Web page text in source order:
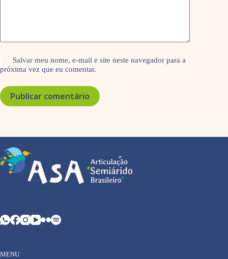
Salvar meu nome, e-mail e site neste navegador para a
próxima vez que eu comentar.
Publicar comentário
MENU